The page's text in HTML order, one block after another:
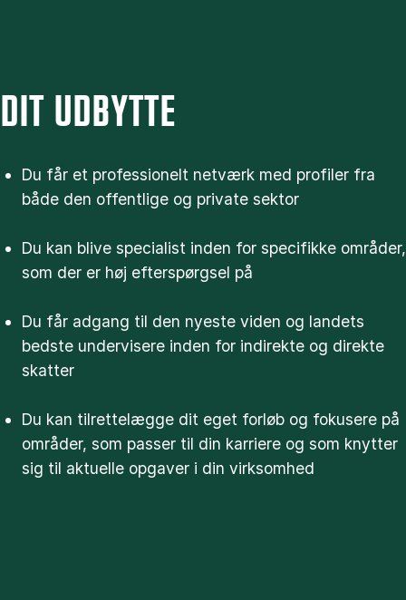
DIT UDBYTTE
Du får et professionelt netværk med profiler fra
både den offentlige og private sektor
Du kan blive specialist inden for specifikke områder,
som der er høj efterspørgsel på
Du får adgang til den nyeste viden og landets
bedste undervisere inden for indirekte og direkte
skatter
Du kan tilrettelægge dit eget forløb og fokusere på
områder, som passer til din karriere og som knytter
sig til aktuelle opgaver i din virksomhed